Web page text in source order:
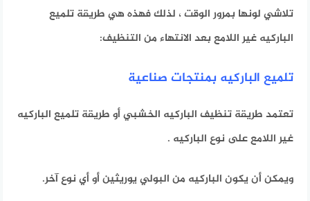
تلاشي لونها بمرور الوقت ، لذلك فهذه هي طريقة تلميع
الباركيه غير اللامع بعد الانتهاء من التنظيف:
تلميع الباركيه بمنتجات صناعية
تعتمد طريقة تنظيف الباركيه الخشبي أو طريقة تلميع الباركيه
غير اللامع على نوع الباركيه .
ويمكن أن يكون الباركيه من البولي يوريثين أو أي نوع آخر.